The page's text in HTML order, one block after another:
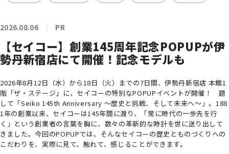
2026.08.06 PR
【セイコー】創業145周年記念POPUPが伊
勢丹新宿店にて開催！記念モデルも
2026年8月12日（水）から18日（火）までの7日間、伊勢丹新宿店 本館1
階「ザ・ステージ」に、セイコーの特別なPOPUPイベントが開催！ 題
して「Seiko 145th Anniversary ～歴史と挑戦、そして未来へ～」。188
1年の創業以来、セイコーは145年間に渡り、「常に時代の一歩先を行
く」という創業者の言葉を胸に、数々の革新的な時計を世に送り出して
きました。今回のPOPUPでは、そんなセイコーの歴史とものづくりへの
こだわりを、実際に見て、触れて、感じることができます。